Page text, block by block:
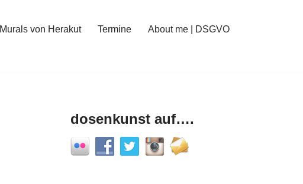
Murals von Herakut Termine About me | DSGVO
dosenkunst auf….